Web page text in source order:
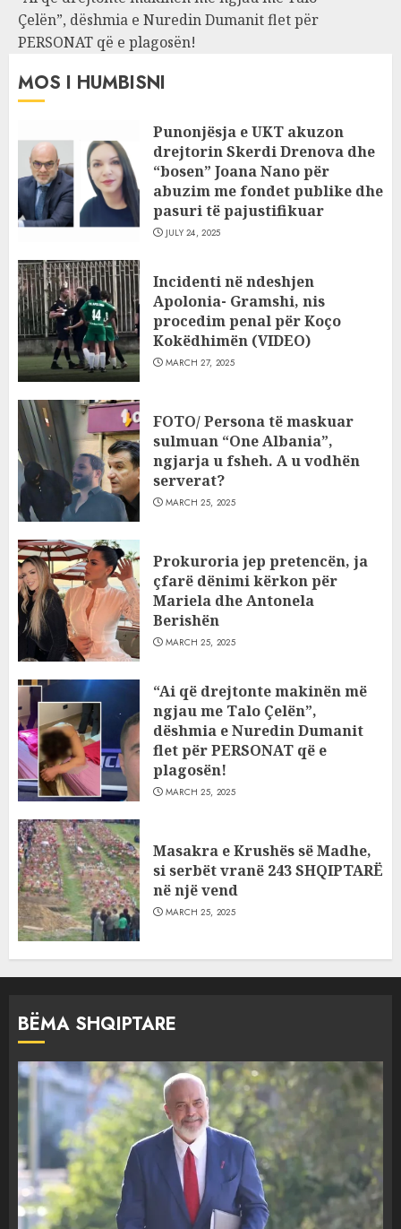
Çelën”, dëshmia e Nuredin Dumanit flet për
PERSONAT që e plagosën!
MOS I HUMBISNI
Punonjësja e UKT akuzon
drejtorin Skerdi Drenova dhe
“bosen” Joana Nano për
abuzim me fondet publike dhe
pasuri të pajustifikuar
JULY 24, 2025
Incidenti në ndeshjen
Apolonia- Gramshi, nis
procedim penal për Koço
Kokëdhimën (VIDEO)
MARCH 27, 2025
FOTO/ Persona të maskuar
sulmuan “One Albania”,
ngjarja u fsheh. A u vodhën
serverat?
MARCH 25, 2025
Prokuroria jep pretencën, ja
çfarë dënimi kërkon për
Mariela dhe Antonela
Berishën
MARCH 25, 2025
“Ai që drejtonte makinën më
ngjau me Talo Çelën”,
dëshmia e Nuredin Dumanit
flet për PERSONAT që e
plagosën!
MARCH 25, 2025
Masakra e Krushës së Madhe,
si serbët vranë 243 SHQIPTARË
në një vend
MARCH 25, 2025
BËMA SHQIPTARE